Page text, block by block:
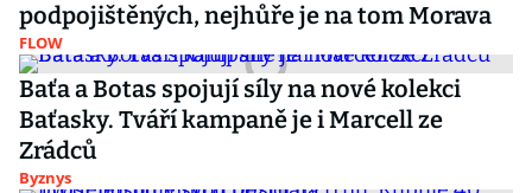
podpojištěných, nejhůře je na tom Morava
FLOW
Baťa a Botas spojují síly na nové kolekci
Baťasky. Tváří kampaně je i Marcell ze
Zrádců
Byznys